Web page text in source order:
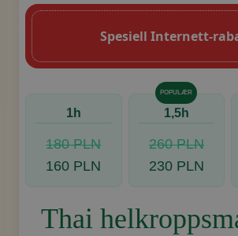
Spesiell Internett-
1h
180 PLN
160 PLN
POPULÆR
1,5h
260 PLN
230 PLN
Thai